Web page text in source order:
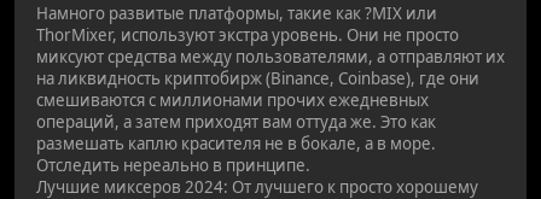
Намного развитые платформы, такие как ?MIX или
ThorMixer, используют экстра уровень. Они не просто
миксуют средства между пользователями, а отправляют их
на ликвидность криптобирж (Binance, Coinbase), где они
смешиваются с миллионами прочих ежедневных
операций, а затем приходят вам оттуда же. Это как
размешать каплю красителя не в бокале, а в море.
Отследить нереально в принципе.
Лучшие миксеров 2024: От лучшего к просто хорошему